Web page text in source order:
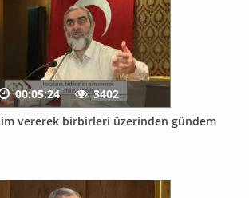
vererek birbirleri üzerinden gündem
00:05:24 3402